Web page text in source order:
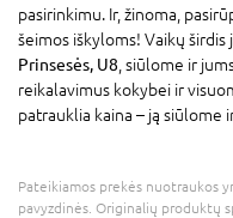
pasirinkimu. Ir, žinoma,
šeimos iškyloms! Vaikų širdis
Prinsesės, U8 , siūlome ir
reikalavimus kokybei ir
patrauklia kaina – ją siūlome
Pateikiamos prekės nuotraukos
pavyzdinės. Originalių produktų